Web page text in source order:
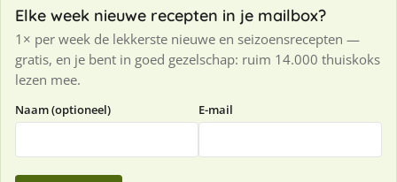
Elke week nieuwe recepten in je mailbox?
1× per week de lekkerste nieuwe en seizoensrecepten —
gratis, en je bent in goed gezelschap: ruim 14.000 thuiskoks
lezen mee.
Naam (optioneel) E-mail